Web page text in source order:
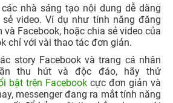
nhà sáng tạo nội dung dễ dàng
video. Ví dụ như tính năng đăng
Facebook, hoặc chia sẻ video của
chỉ với vài thao tác đơn giản.
story Facebook và trang cá nhân
thu hút và độc đáo, hãy thử
bật trên Facebook cực đơn giản và
messenger đang ra mắt tính năng